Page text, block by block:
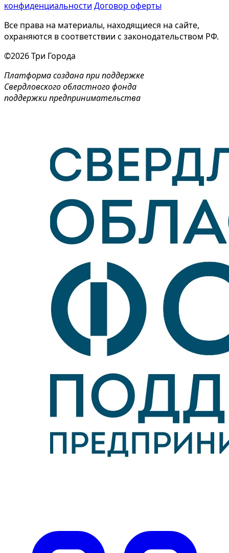
конфиденциальности Договор оферты
Все права на материалы, находящиеся на сайте,
охраняются в соответствии с законодательством РФ.
©2026 Три Города
Платформа создана при поддержке
Свердловского областного фонда
поддержки предпринимательства